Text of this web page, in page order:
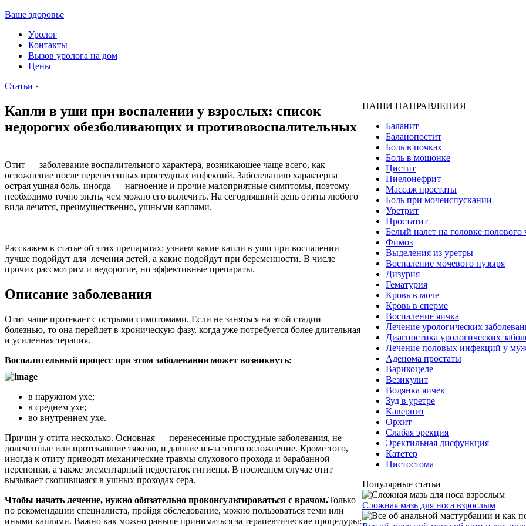
Ваше здоровье
Уролог
Контакты
Вызов уролога на дом
Цены
Статьи ›
Капли в уши при воспалении у взрослых: список
недорогих обезболивающих и противовоспалительных
Отит — заболевание воспалительного характера, возникающее чаще всего, как
осложнение после перенесенных простудных инфекций. Заболеванию характерна
острая ушная боль, иногда — нагноение и прочие малоприятные симптомы, поэтому
необходимо точно знать, чем можно его вылечить. На сегодняшний день отиты любого
вида лечатся, преимущественно, ушными каплями.
Расскажем в статье об этих препаратах: узнаем какие капли в уши при воспалении
лучше подойдут для лечения детей, а какие подойдут при беременности. В числе
прочих рассмотрим и недорогие, но эффективные препараты.
Описание заболевания
Отит чаще протекает с острыми симптомами. Если не заняться на этой стадии
болезнью, то она перейдет в хроническую фазу, когда уже потребуется более длительная
и усиленная терапия.
Воспалительный процесс при этом заболевании может возникнуть:
в наружном ухе;
в среднем ухе;
во внутреннем ухе.
Причин у отита несколько. Основная — перенесенные простудные заболевания, не
долеченные или протекавшие тяжело, и давшие из-за этого осложнение. Кроме того,
иногда к отиту приводят механические травмы слухового прохода и барабанной
перепонки, а также элементарный недостаток гигиены. В последнем случае отит
вызывает скопившаяся в ушных проходах сера.
Чтобы начать лечение, нужно обязательно проконсультироваться с врачом.Только
по рекомендации специалиста, пройдя обследование, можно пользоваться теми или
иными каплями. Важно как можно раньше приниматься за терапевтические процедуры:
НАШИ НАПРАВЛЕНИЯ
Баланит
Баланопостит
Боль в почках
Боль в мошонке
Цистит
Пиелонефрит
Массаж простаты
Боль при мочеиспускании
Уретрит
Простатит
Белый налет на головке полового
Фимоз
Выделения из уретры
Воспаление мочевого пузыря
Дизурия
Гематурия
Кровь в моче
Кровь в сперме
Воспаление яичка
Лечение урологических
Диагностика урологических
Лечение половых инфекций у
Аденома простаты
Варикоцеле
Везикулит
Водянка яичек
Зуд в уретре
Кавернит
Орхит
Слабая эрекция
Эректильная дисфункция
Катетер
Цистостома
Популярные статьи
Сложная мазь для носа взрослым